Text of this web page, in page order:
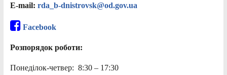
E-mail: rda_b-dnistrovsk@od.gov.ua
Facebook
Розпорядок роботи:
Понеділок-четвер: 8:30 – 17:30